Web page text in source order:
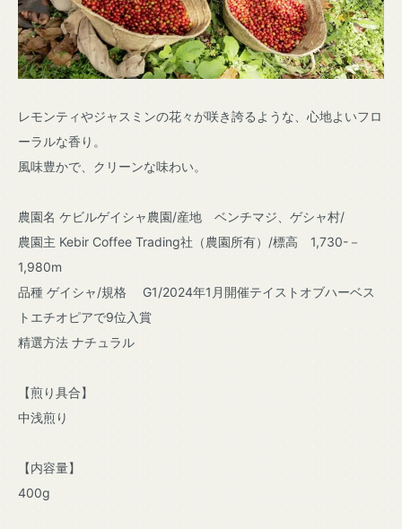
レモンティやジャスミンの花々が咲き誇るような、心地よいフロ
ーラルな香り。
風味豊かで、クリーンな味わい。
農園名 ケビルゲイシャ農園/産地 ベンチマジ、ゲシャ村/
農園主 Kebir Coffee Trading社（農園所有）/標高 1,730-－
1,980m
品種 ゲイシャ/規格 G1/2024年1月開催テイストオブハーベス
トエチオピアで9位入賞
精選方法 ナチュラル
【煎り具合】
中浅煎り
【内容量】
400g